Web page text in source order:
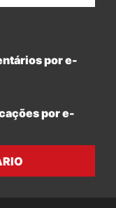
por e-
por e-